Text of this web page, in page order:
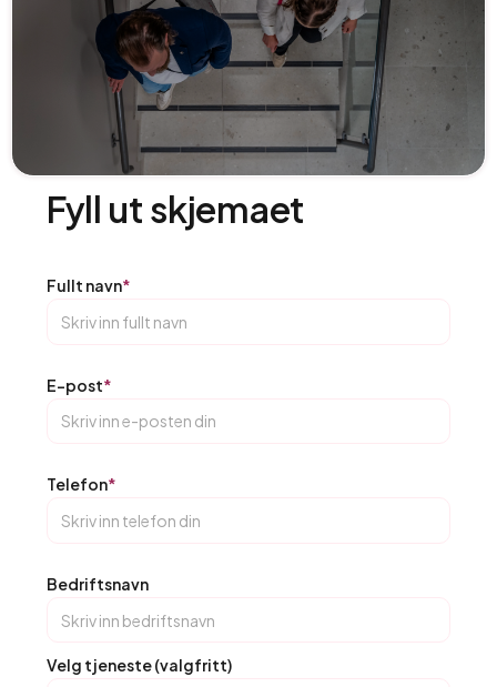
Fyll ut skjemaet
Fullt navn*
E-post*
Telefon*
Bedriftsnavn
Velg tjeneste (valgfritt)